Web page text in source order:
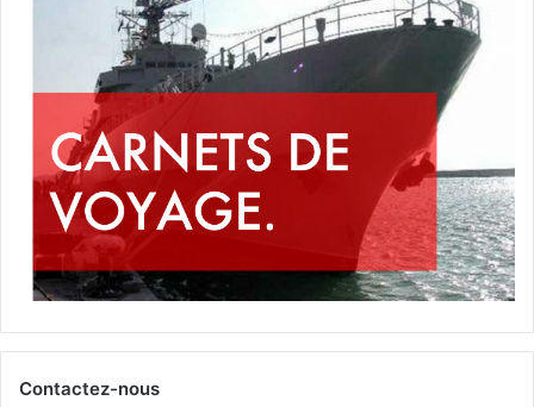
Contactez-nous